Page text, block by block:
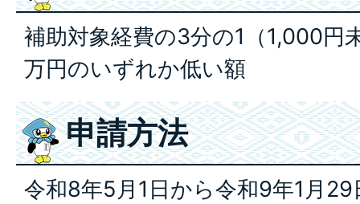
補助対象経費の3分の1（1,000円
万円のいずれか低い額
申請方法
令和8年5月1日から令和9年1月